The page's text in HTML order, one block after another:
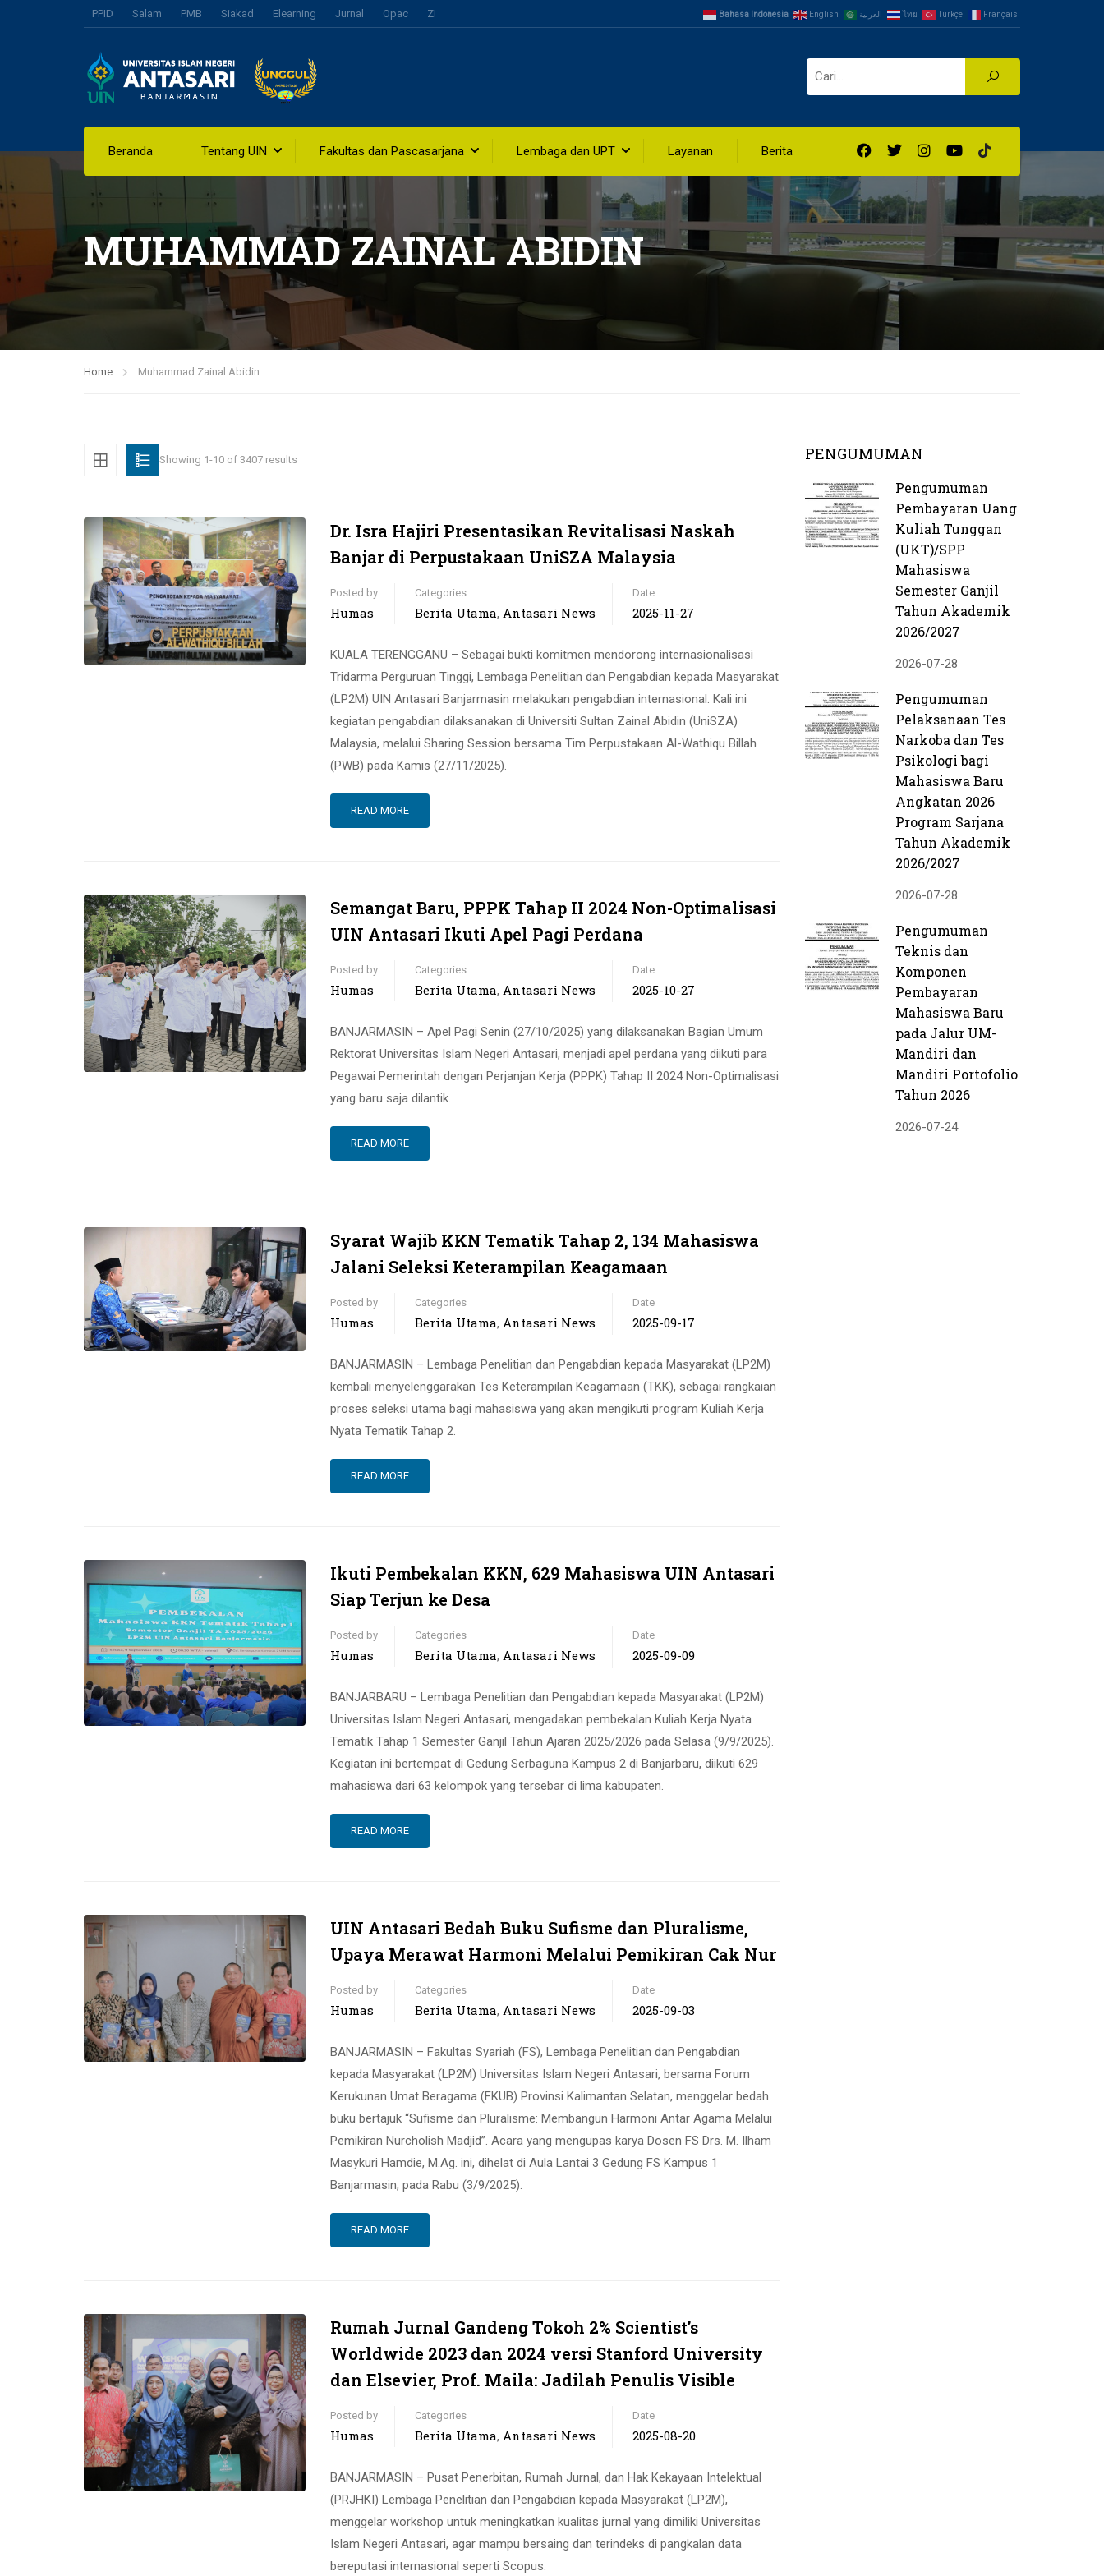
PPID Salam PMB Siakad Elearning Jurnal Opac ZI Bahasa Indonesia English العربية ไทย Türkçe Français
Beranda Tentang UIN Fakultas dan Pascasarjana Lembaga dan UPT Layanan Berita
MUHAMMAD ZAINAL ABIDIN
Home Muhammad Zainal Abidin
Showing 1-10 of 3407 results
Dr. Isra Hajiri Presentasikan Revitalisasi Naskah
Banjar di Perpustakaan UniSZA Malaysia
Posted by
Humas
Categories
Berita Utama, Antasari News
Date
2025-11-27
KUALA TERENGGANU – Sebagai bukti komitmen mendorong internasionalisasi
Tridarma Perguruan Tinggi, Lembaga Penelitian dan Pengabdian kepada Masyarakat
(LP2M) UIN Antasari Banjarmasin melakukan pengabdian internasional. Kali ini
kegiatan pengabdian dilaksanakan di Universiti Sultan Zainal Abidin (UniSZA)
Malaysia, melalui Sharing Session bersama Tim Perpustakaan Al-Wathiqu Billah
(PWB) pada Kamis (27/11/2025).
READ MORE
Semangat Baru, PPPK Tahap II 2024 Non-Optimalisasi
UIN Antasari Ikuti Apel Pagi Perdana
Posted by
Humas
Categories
Berita Utama, Antasari News
Date
2025-10-27
BANJARMASIN – Apel Pagi Senin (27/10/2025) yang dilaksanakan Bagian Umum
Rektorat Universitas Islam Negeri Antasari, menjadi apel perdana yang diikuti para
Pegawai Pemerintah dengan Perjanjan Kerja (PPPK) Tahap II 2024 Non-Optimalisasi
yang baru saja dilantik.
READ MORE
Syarat Wajib KKN Tematik Tahap 2, 134 Mahasiswa
Jalani Seleksi Keterampilan Keagamaan
Posted by
Humas
Categories
Berita Utama, Antasari News
Date
2025-09-17
BANJARMASIN – Lembaga Penelitian dan Pengabdian kepada Masyarakat (LP2M)
kembali menyelenggarakan Tes Keterampilan Keagamaan (TKK), sebagai rangkaian
proses seleksi utama bagi mahasiswa yang akan mengikuti program Kuliah Kerja
Nyata Tematik Tahap 2.
READ MORE
Ikuti Pembekalan KKN, 629 Mahasiswa UIN Antasari
Siap Terjun ke Desa
Posted by
Humas
Categories
Berita Utama, Antasari News
Date
2025-09-09
BANJARBARU – Lembaga Penelitian dan Pengabdian kepada Masyarakat (LP2M)
Universitas Islam Negeri Antasari, mengadakan pembekalan Kuliah Kerja Nyata
Tematik Tahap 1 Semester Ganjil Tahun Ajaran 2025/2026 pada Selasa (9/9/2025).
Kegiatan ini bertempat di Gedung Serbaguna Kampus 2 di Banjarbaru, diikuti 629
mahasiswa dari 63 kelompok yang tersebar di lima kabupaten.
READ MORE
UIN Antasari Bedah Buku Sufisme dan Pluralisme,
Upaya Merawat Harmoni Melalui Pemikiran Cak Nur
Posted by
Humas
Categories
Berita Utama, Antasari News
Date
2025-09-03
BANJARMASIN – Fakultas Syariah (FS), Lembaga Penelitian dan Pengabdian
kepada Masyarakat (LP2M) Universitas Islam Negeri Antasari, bersama Forum
Kerukunan Umat Beragama (FKUB) Provinsi Kalimantan Selatan, menggelar bedah
buku bertajuk “Sufisme dan Pluralisme: Membangun Harmoni Antar Agama Melalui
Pemikiran Nurcholish Madjid”. Acara yang mengupas karya Dosen FS Drs. M. Ilham
Masykuri Hamdie, M.Ag. ini, dihelat di Aula Lantai 3 Gedung FS Kampus 1
Banjarmasin, pada Rabu (3/9/2025).
READ MORE
Rumah Jurnal Gandeng Tokoh 2% Scientist’s
Worldwide 2023 dan 2024 versi Stanford University
dan Elsevier, Prof. Maila: Jadilah Penulis Visible
Posted by
Humas
Categories
Berita Utama, Antasari News
Date
2025-08-20
BANJARMASIN – Pusat Penerbitan, Rumah Jurnal, dan Hak Kekayaan Intelektual
(PRJHKI) Lembaga Penelitian dan Pengabdian kepada Masyarakat (LP2M),
menggelar workshop untuk meningkatkan kualitas jurnal yang dimiliki Universitas
Islam Negeri Antasari, agar mampu bersaing dan terindeks di pangkalan data
bereputasi internasional seperti Scopus.
PENGUMUMAN
Pengumuman
Pembayaran Uang
Kuliah Tunggan
(UKT)/SPP
Mahasiswa
Semester Ganjil
Tahun Akademik
2026/2027
2026-07-28
Pengumuman
Pelaksanaan Tes
Narkoba dan Tes
Psikologi bagi
Mahasiswa Baru
Angkatan 2026
Program Sarjana
Tahun Akademik
2026/2027
2026-07-28
Pengumuman
Teknis dan
Komponen
Pembayaran
Mahasiswa Baru
pada Jalur UM-
Mandiri dan
Mandiri Portofolio
Tahun 2026
2026-07-24